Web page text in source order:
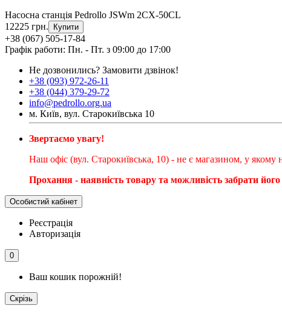
Насосна станція Pedrollo JSWm 2CX-50CL
12225 грн.
Купити
+38 (067) 505-17-84
Графік работи: Пн. - Пт. з 09:00 до 17:00
Не дозвонились? Замовити дзвінок!
+38 (093) 972-26-11
+38 (044) 379-29-72
info@pedrollo.org.ua
м. Київ, вул. Старокиївська 10
Звертаємо увагу!
Наш офіс (вул. Старокиївська, 10) - не є магазином, у якому
Прохання - наявність товару та можливість забрати
Особистий кабінет
Реєстрація
Авторизація
0
Ваш кошик порожній!
Скрізь